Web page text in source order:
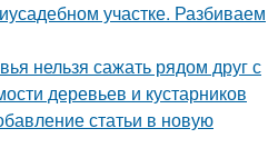
участке. Разбиваем
нельзя сажать рядом друг с
деревьев и кустарников
статьи в новую